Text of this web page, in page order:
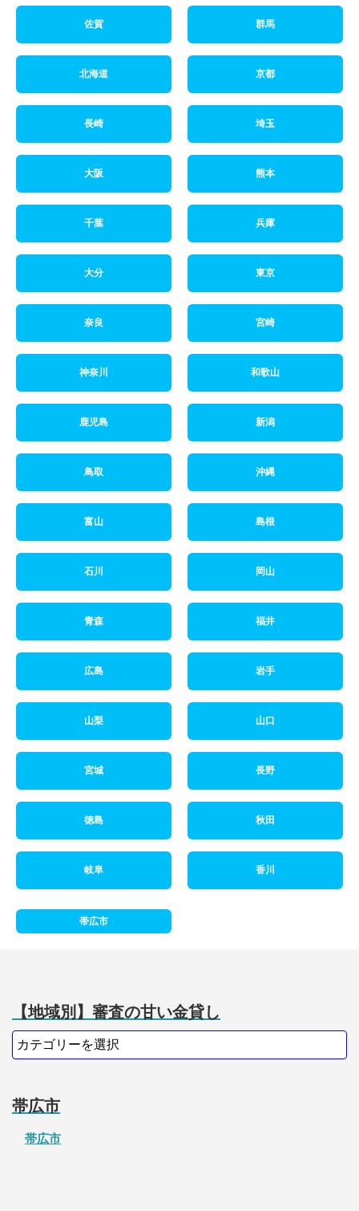
佐賀 群馬
北海道 京都
長崎 埼玉
大阪 熊本
千葉 兵庫
大分 東京
奈良 宮崎
神奈川 和歌山
鹿児島 新潟
鳥取 沖縄
富山 島根
石川 岡山
青森 福井
広島 岩手
山梨 山口
宮城 長野
徳島 秋田
岐阜 香川
帯広市
【地域別】審査の甘い金貸し
帯広市
帯広市